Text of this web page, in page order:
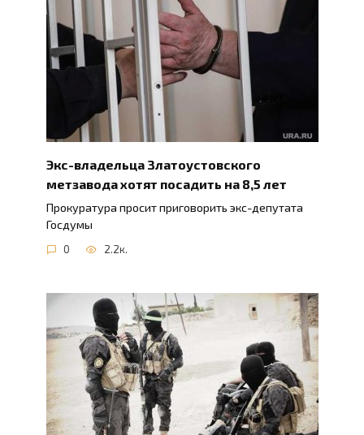
Экс-владельца Златоустовского
метзавода хотят посадить на 8,5 лет
Прокуратура просит приговорить экс-депутата
Госдумы
0 2.2к.